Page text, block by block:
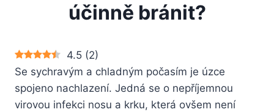
účinně bránit?
4.5 (2)
Se sychravým a chladným počasím je úzce
spojeno nachlazení. Jedná se o nepříjemnou
virovou infekci nosu a krku, která ovšem není